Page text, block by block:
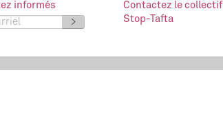
informés
>
Contactez le collectif
Stop-Tafta